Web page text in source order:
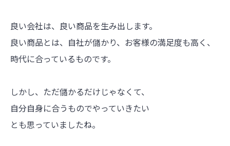
良い会社は、良い商品を生み出します。
良い商品とは、自社が儲かり、お客様の満足度も高く、
時代に合っているものです。
しかし、ただ儲かるだけじゃなくて、
自分自身に合うものでやっていきたい
とも思っていましたね。